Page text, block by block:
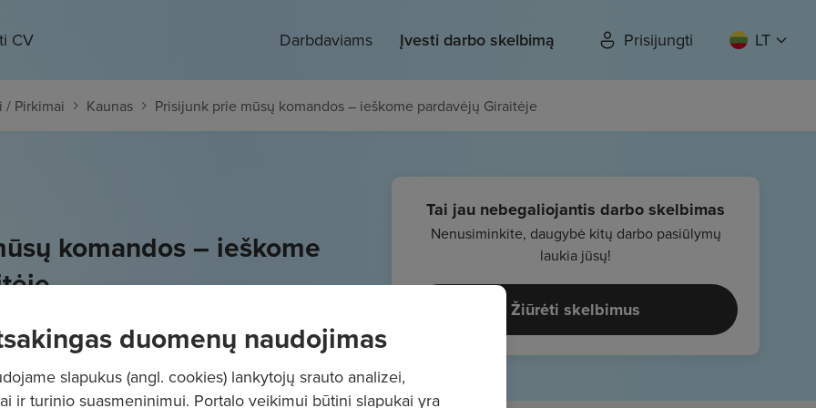
CV Darbdaviams Įvesti darbo skelbimą Prisijungti LT
/ Pirkimai Kaunas Prisijunk prie mūsų komandos – ieškome pardavėjų Giraitėje
komandos – ieškome
€/mėn.
Tai jau nebegaliojantis darbo skelbimas
Nenusiminkite, daugybė kitų darbo pasiūlymų
laukia jūsų!
Žiūrėti skelbimus
duomenų naudojimas
slapukus (angl. cookies) lankytojų srauto analizei,
ir turinio suasmeninimui. Portalo veikimui būtini slapukai yra